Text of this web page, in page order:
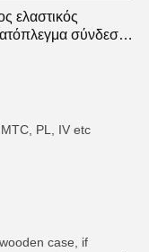
ελαστικός
σύνδεση
PL, IV etc
case, if